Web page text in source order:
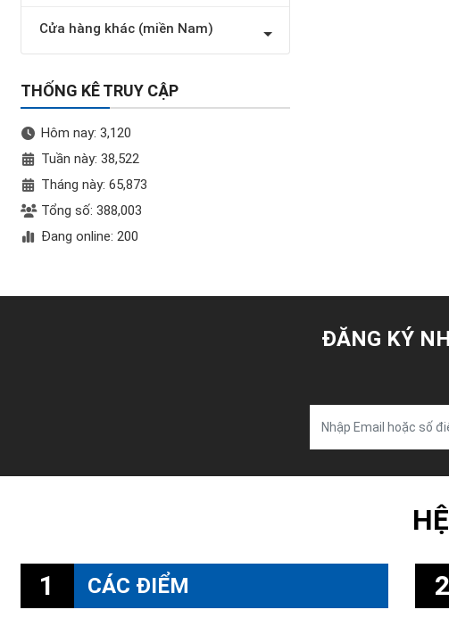
Cửa hàng khác (miền Nam)
THỐNG KÊ TRUY CẬP
Hôm nay: 3,120
Tuần này: 38,522
Tháng này: 65,873
Tổng số: 388,003
Đang online: 200
ĐĂNG KÝ
1 CÁC ĐIỂM 2